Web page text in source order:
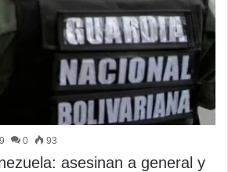
0 93
asesinan a general y